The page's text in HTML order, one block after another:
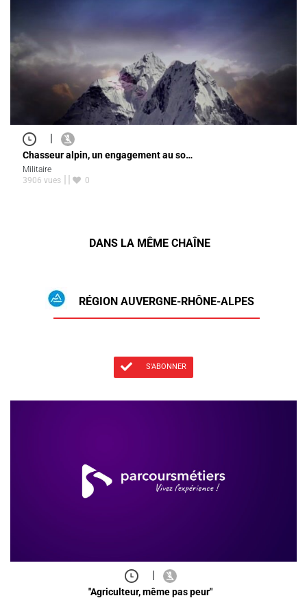
|
Chasseur alpin, un engagement au so…
Militaire
3906 vues
0
DANS LA MÊME CHAÎNE
RÉGION AUVERGNE-RHÔNE-ALPES
S'ABONNER
|
"Agriculteur, même pas peur"